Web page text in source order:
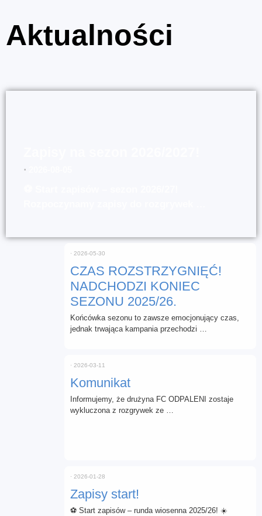
Aktualności
⋅
CZAS ROZSTRZYGNIĘĆ!
NADCHODZI KONIEC
SEZONU 2025/26.
⋅ 2026-05-30
Końcówka sezonu to zawsze emocjonujący czas,
jednak trwająca kampania przechodzi …
Komunikat
⋅ 2026-03-11
Informujemy, że drużyna FC ODPALENI zostaje
wykluczona z rozgrywek ze …
Zapisy start!
⋅ 2026-01-28
⚽ Start zapisów – runda wiosenna 2025/26! ☀️